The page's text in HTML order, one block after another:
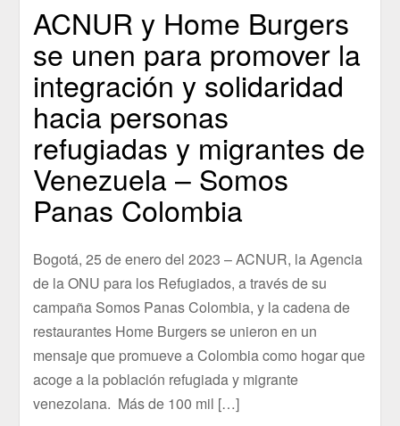
ACNUR y Home Burgers
se unen para promover la
integración y solidaridad
hacia personas
refugiadas y migrantes de
Venezuela – Somos
Panas Colombia
Bogotá, 25 de enero del 2023 – ACNUR, la Agencia
de la ONU para los Refugiados, a través de su
campaña Somos Panas Colombia, y la cadena de
restaurantes Home Burgers se unieron en un
mensaje que promueve a Colombia como hogar que
acoge a la población refugiada y migrante
venezolana. Más de 100 mil […]